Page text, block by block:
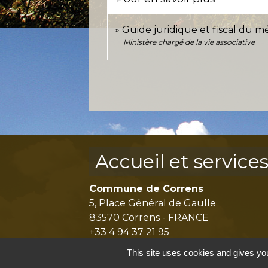
Guide juridique et fiscal du
Ministère chargé de la vie associative
Accueil et services
Commune de Correns
5, Place Général de Gaulle
83570 Correns - FRANCE
+33 4 94 37 21 95
Contact par formulaire
This site uses cookies and gives